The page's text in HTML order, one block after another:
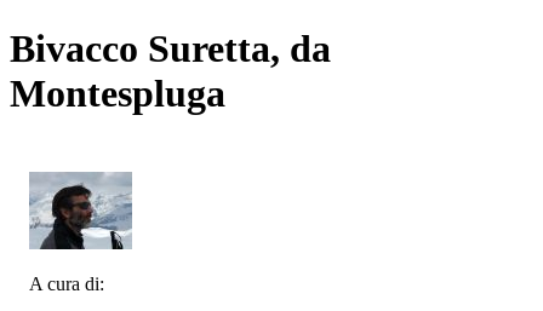
Bivacco Suretta, da
Montespluga
A cura di: